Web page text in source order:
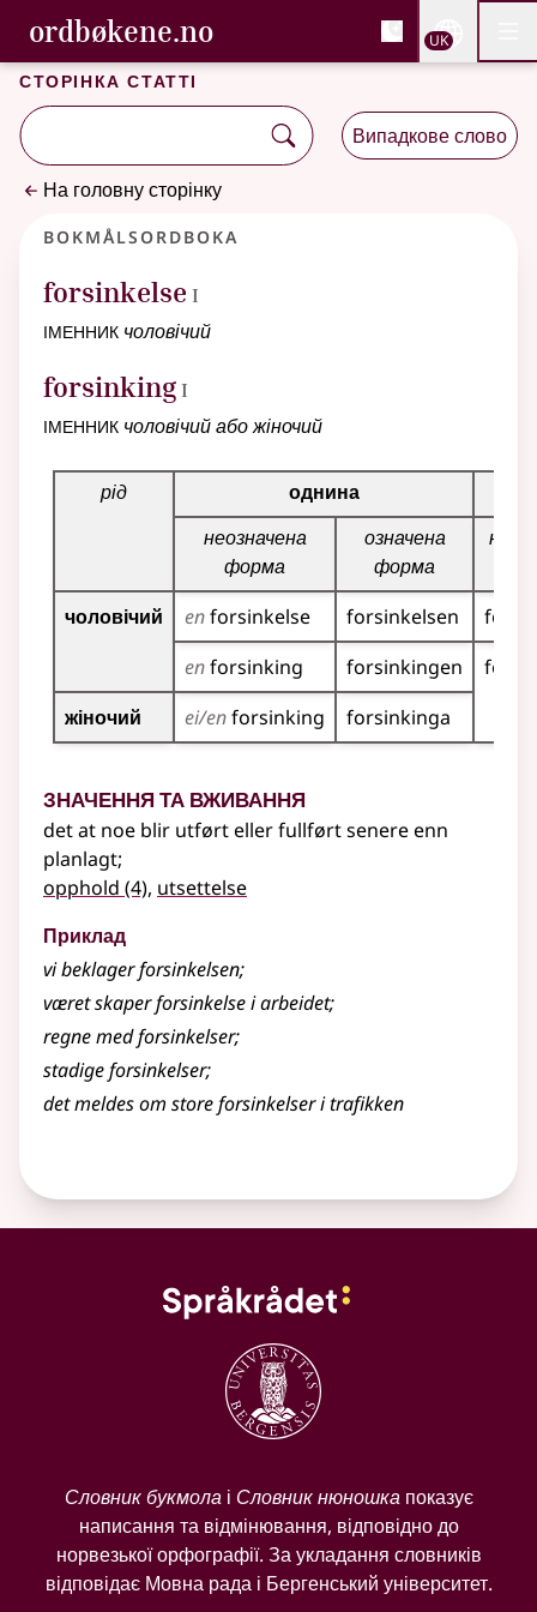
Перейти до основного вмісту
Доступність
ordbøkene.no, Cловник букмола та
Cловник букмола та Словник нюношка
UK
Сторінка статті
Випадкове слово
На головну сторінку
Bokmålsordboka
forsinkelse 1
I
іменник чоловічий
forsinking 1
I
іменник чоловічий або жіночий
Таблиця відмінювання для цього іменника
рід
однина
неозначена
форма
означена
форма
чоловічий
enfor­sinkelse for­sinkelsen
enforsinking forsinkingen
жіночий
ei/enforsinking forsinkinga
Значення та вживання
det at noe blir utført eller fullført senere enn
planlagt;
opphold (4), utsettelse
Приклад
vi beklager forsinkelsen;
været skaper forsinkelse i arbeidet;
regne med forsinkelser;
stadige forsinkelser;
det meldes om store forsinkelser i trafikken
Словник букмолаі Словник нюношкапоказує
написання та відмінювання, відповідно до
норвезької орфографії. За укладання словників
відповідає Мовна рада і Бергенський університет.